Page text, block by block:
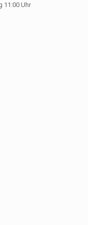
11:00 Uhr